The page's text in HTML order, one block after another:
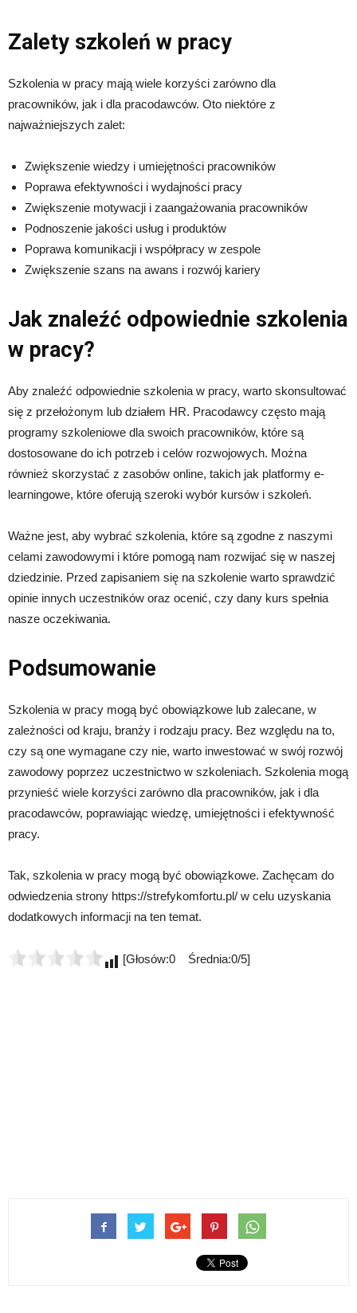
Zalety szkoleń w pracy
Szkolenia w pracy mają wiele korzyści zarówno dla
pracowników, jak i dla pracodawców. Oto niektóre z
najważniejszych zalet:
Zwiększenie wiedzy i umiejętności pracowników
Poprawa efektywności i wydajności pracy
Zwiększenie motywacji i zaangażowania pracowników
Podnoszenie jakości usług i produktów
Poprawa komunikacji i współpracy w zespole
Zwiększenie szans na awans i rozwój kariery
Jak znaleźć odpowiednie szkolenia
w pracy?
Aby znaleźć odpowiednie szkolenia w pracy, warto skonsultować
się z przełożonym lub działem HR. Pracodawcy często mają
programy szkoleniowe dla swoich pracowników, które są
dostosowane do ich potrzeb i celów rozwojowych. Można
również skorzystać z zasobów online, takich jak platformy e-
learningowe, które oferują szeroki wybór kursów i szkoleń.
Ważne jest, aby wybrać szkolenia, które są zgodne z naszymi
celami zawodowymi i które pomogą nam rozwijać się w naszej
dziedzinie. Przed zapisaniem się na szkolenie warto sprawdzić
opinie innych uczestników oraz ocenić, czy dany kurs spełnia
nasze oczekiwania.
Podsumowanie
Szkolenia w pracy mogą być obowiązkowe lub zalecane, w
zależności od kraju, branży i rodzaju pracy. Bez względu na to,
czy są one wymagane czy nie, warto inwestować w swój rozwój
zawodowy poprzez uczestnictwo w szkoleniach. Szkolenia mogą
przynieść wiele korzyści zarówno dla pracowników, jak i dla
pracodawców, poprawiając wiedzę, umiejętności i efektywność
pracy.
Tak, szkolenia w pracy mogą być obowiązkowe. Zachęcam do
odwiedzenia strony https://strefykomfortu.pl/ w celu uzyskania
dodatkowych informacji na ten temat.
[Głosów:0 Średnia:0/5]